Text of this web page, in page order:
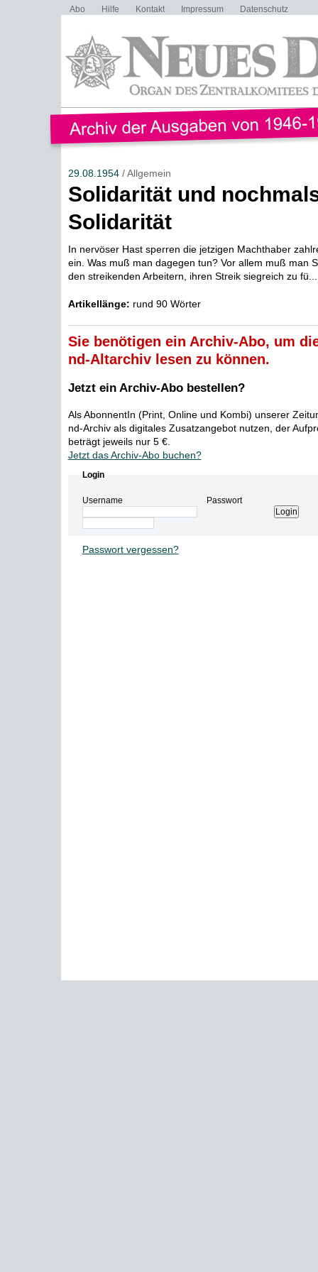
Abo Hilfe Kontakt Impressum Datenschutz
29.08.1954/ Allgemein
Solidarität und
Solidarität
In nervöser Hast sperren die jetzigen Machthaber
ein. Was muß man dagegen tun? Vor allem muß man
den streikenden Arbeitern, ihren Streik siegreich zu fü...
Artikellänge: rund 90 Wörter
Sie benötigen ein Archiv-Abo, um
nd-Altarchiv lesen zu können.
Jetzt ein Archiv-Abo bestellen?
Als AbonnentIn (Print, Online und Kombi) unserer
nd-Archiv als digitales Zusatzangebot nutzen, der
beträgt jeweils nur 5 €.
Jetzt das Archiv-Abo buchen?
Login
Username Passwort
Passwort vergessen?